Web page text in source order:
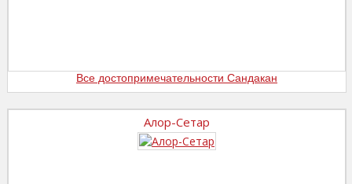
Все достопримечательности Сандакан
Алор-Сетар